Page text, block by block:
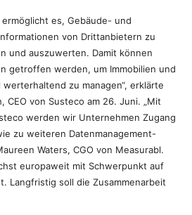
es, Gebäude- und
von Drittanbietern zu
und auszuwerten. Damit können
getroffen werden, um Immobilien und
zu managen“, erklärte
CEO von Susteco am 26. Juni. „Mit
werden wir Unternehmen Zugang
zu weiteren Datenmanagement-
Waters, CGO von Measurabl.
europaweit mit Schwerpunkt auf
Langfristig soll die Zusammenarbeit